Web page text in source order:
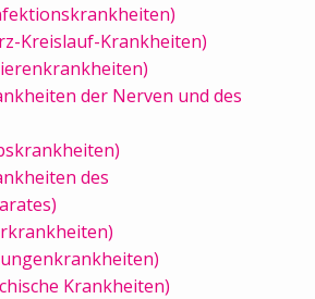
Kreislauf-Krankheiten)
der Nerven und des
des
Krankheiten)